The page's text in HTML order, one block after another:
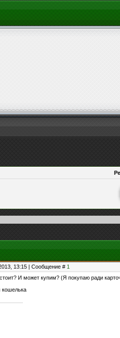
13:15 | Сообщение # 1
И может купим? (Я покупаю ради
кошелька